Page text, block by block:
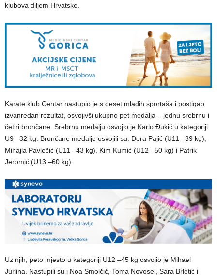
klubova diljem Hrvatske.
Karate klub Centar nastupio je s deset mladih sportaša i postigao
izvanredan rezultat, osvojivši ukupno pet medalja – jednu srebrnu i
četiri brončane. Srebrnu medalju osvojio je Karlo Đukić u kategoriji
U9 –32 kg. Brončane medalje osvojili su: Dora Pajić (U11 –39 kg),
Mihajla Pavlečić (U11 –43 kg), Kim Kumić (U12 –50 kg) i Patrik
Jeromić (U13 –60 kg).
Uz njih, peto mjesto u kategoriji U12 –45 kg osvojio je Mihael
Jurlina. Nastupili su i Noa Smolčić, Toma Novosel, Sara Brletić i